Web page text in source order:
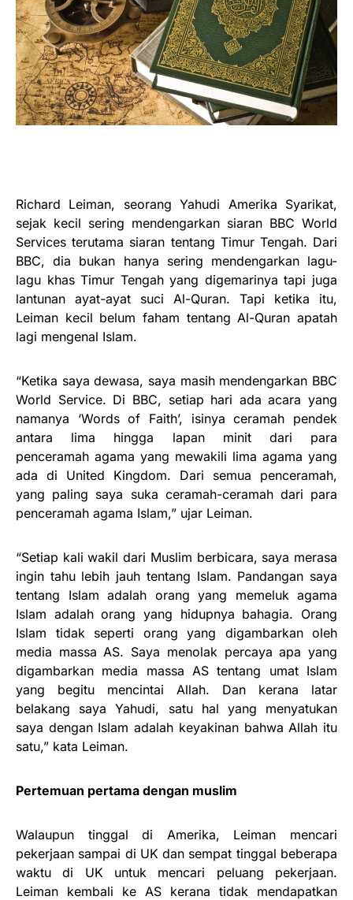
Richard Leiman, seorang Yahudi Amerika Syarikat,
sejak kecil sering mendengarkan siaran BBC World
Services terutama siaran tentang Timur Tengah. Dari
BBC, dia bukan hanya sering mendengarkan lagu-
lagu khas Timur Tengah yang digemarinya tapi juga
lantunan ayat-ayat suci Al-Quran. Tapi ketika itu,
Leiman kecil belum faham tentang Al-Quran apatah
lagi mengenal Islam.
“Ketika saya dewasa, saya masih mendengarkan BBC
World Service. Di BBC, setiap hari ada acara yang
namanya ‘Words of Faith’, isinya ceramah pendek
antara lima hingga lapan minit dari para
penceramah agama yang mewakili lima agama yang
ada di United Kingdom. Dari semua penceramah,
yang paling saya suka ceramah-ceramah dari para
penceramah agama Islam,” ujar Leiman.
“Setiap kali wakil dari Muslim berbicara, saya merasa
ingin tahu lebih jauh tentang Islam. Pandangan saya
tentang Islam adalah orang yang memeluk agama
Islam adalah orang yang hidupnya bahagia. Orang
Islam tidak seperti orang yang digambarkan oleh
media massa AS. Saya menolak percaya apa yang
digambarkan media massa AS tentang umat Islam
yang begitu mencintai Allah. Dan kerana latar
belakang saya Yahudi, satu hal yang menyatukan
saya dengan Islam adalah keyakinan bahwa Allah itu
satu,” kata Leiman.
Pertemuan pertama dengan muslim
Walaupun tinggal di Amerika, Leiman mencari
pekerjaan sampai di UK dan sempat tinggal beberapa
waktu di UK untuk mencari peluang pekerjaan.
Leiman kembali ke AS kerana tidak mendapatkan